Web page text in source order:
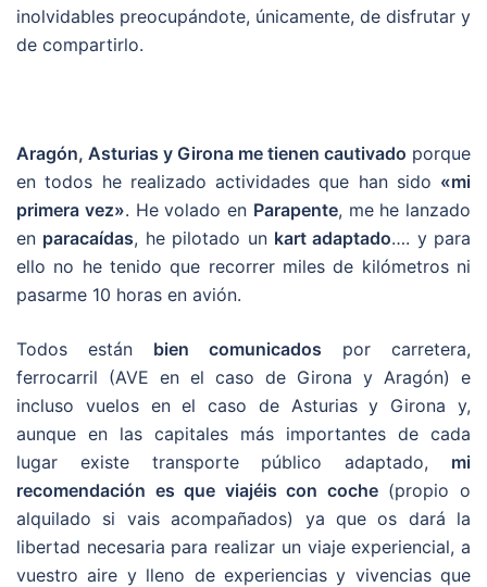
inolvidables preocupándote, únicamente, de disfrutar y
de compartirlo.
Aragón, Asturias y Girona me tienen cautivado porque
en todos he realizado actividades que han sido «mi
primera vez». He volado en Parapente, me he lanzado
en paracaídas, he pilotado un kart adaptado…. y para
ello no he tenido que recorrer miles de kilómetros ni
pasarme 10 horas en avión.
Todos están bien comunicados por carretera,
ferrocarril (AVE en el caso de Girona y Aragón) e
incluso vuelos en el caso de Asturias y Girona y,
aunque en las capitales más importantes de cada
lugar existe transporte público adaptado, mi
recomendación es que viajéis con coche(propio o
alquilado si vais acompañados) ya que os dará la
libertad necesaria para realizar un viaje experiencial, a
vuestro aire y lleno de experiencias y vivencias que